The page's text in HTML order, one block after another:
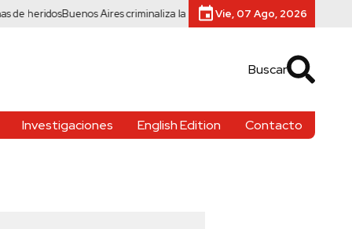
Buenos Aires criminaliza la pobreza y persigue a vendedores
Vie, 07 Ago, 2026
Buscar
Investigaciones English Edition Contacto